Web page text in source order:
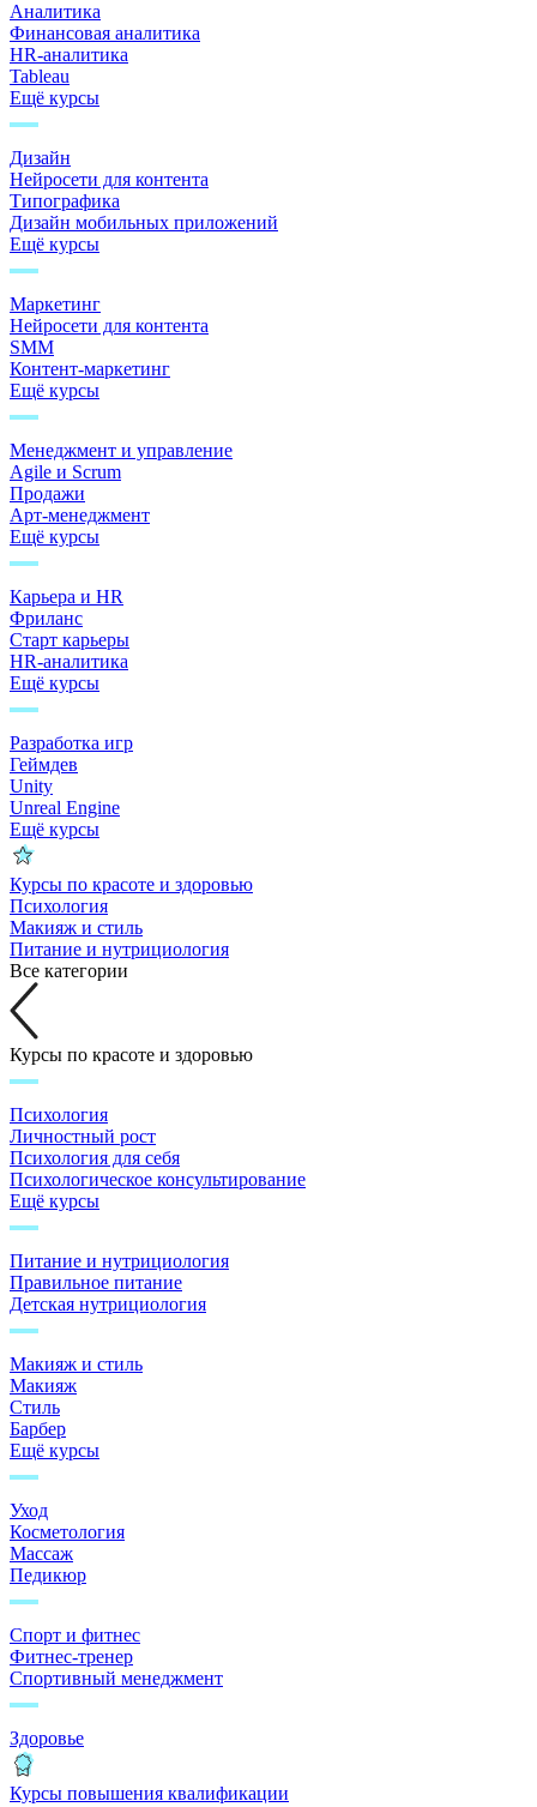
Аналитика
Финансовая аналитика
HR-аналитика
Tableau
Ещё курсы
Дизайн
Нейросети для контента
Типографика
Дизайн мобильных приложений
Ещё курсы
Маркетинг
Нейросети для контента
SMM
Контент-маркетинг
Ещё курсы
Менеджмент и управление
Agile и Scrum
Продажи
Арт-менеджмент
Ещё курсы
Карьера и HR
Фриланс
Старт карьеры
HR-аналитика
Ещё курсы
Разработка игр
Геймдев
Unity
Unreal Engine
Ещё курсы
Курсы по красоте и здоровью
Психология
Макияж и стиль
Питание и нутрициология
Все категории
Курсы по красоте и здоровью
Психология
Личностный рост
Психология для себя
Психологическое консультирование
Ещё курсы
Питание и нутрициология
Правильное питание
Детская нутрициология
Макияж и стиль
Макияж
Стиль
Барбер
Ещё курсы
Уход
Косметология
Массаж
Педикюр
Спорт и фитнес
Фитнес-тренер
Спортивный менеджмент
Здоровье
Курсы повышения квалификации